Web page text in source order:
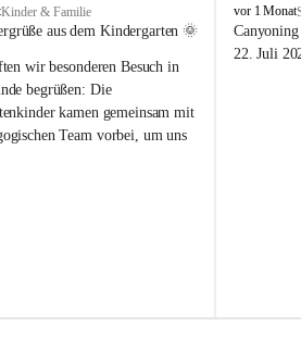
Kinder & Familie
aus dem Kindergarten 🌞
wir besonderen Besuch in
begrüßen: Die
kamen gemeinsam mit
Team vorbei, um uns
V
i
k
vor 1 Monat
22. Juli